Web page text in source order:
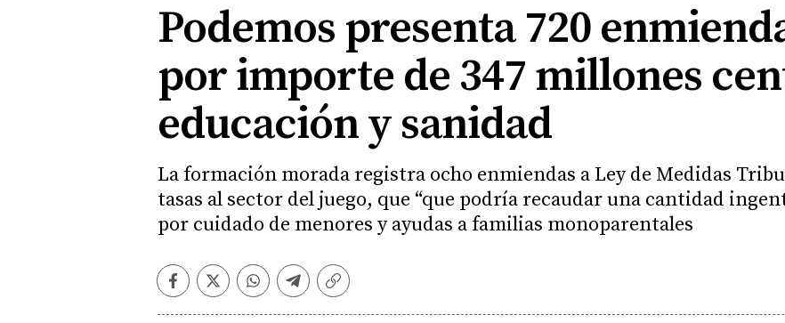
Podemos presenta 720
por importe de 347 millones
educación y sanidad
La formación morada registra ocho enmiendas a Ley de Medidas
tasas al sector del juego, que “que podría recaudar una cantidad
por cuidado de menores y ayudas a familias monoparentales
Facebook
TwitterWhatsapp
Telegram
Copiar